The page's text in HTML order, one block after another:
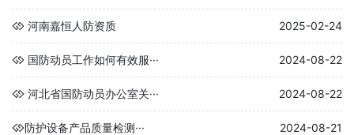
河南嘉恒人防资质 2025-02-24
国防动员工作如何有效服··· 2024-08-22
河北省国防动员办公室关··· 2024-08-22
​防护设备产品质量检测··· 2024-08-21